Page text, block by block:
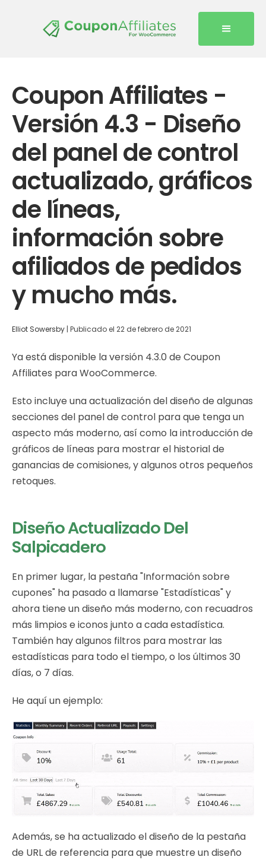
Coupon Affiliates -
Versión 4.3 - Diseño
del panel de control
actualizado, gráficos
de líneas,
información sobre
afiliados de pedidos
y mucho más.
Elliot Sowersby | Publicado el 22 de febrero de 2021
Ya está disponible la versión 4.3.0 de Coupon
Affiliates para WooCommerce.
Esto incluye una actualización del diseño de algunas
secciones del panel de control para que tenga un
aspecto más moderno, así como la introducción de
gráficos de líneas para mostrar el historial de
ganancias de comisiones, y algunos otros pequeños
retoques.
Diseño Actualizado Del
Salpicadero
En primer lugar, la pestaña "Información sobre
cupones" ha pasado a llamarse "Estadísticas" y
ahora tiene un diseño más moderno, con recuadros
más limpios e iconos junto a cada estadística.
También hay algunos filtros para mostrar las
estadísticas para todo el tiempo, o los últimos 30
días, o 7 días.
He aquí un ejemplo:
Además, se ha actualizado el diseño de la pestaña
de URL de referencia para que muestre un diseño